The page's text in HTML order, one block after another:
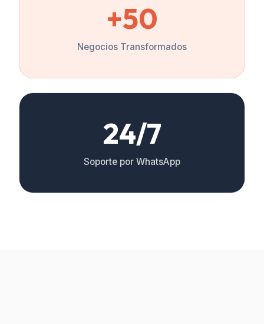
+50
Negocios Transformados
24/7
Soporte por WhatsApp